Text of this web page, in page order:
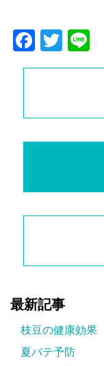
最新記事
枝豆の健康効果
夏バテ予防